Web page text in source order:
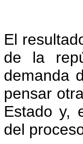
El
de la
demanda
pensar
Estado y,
del